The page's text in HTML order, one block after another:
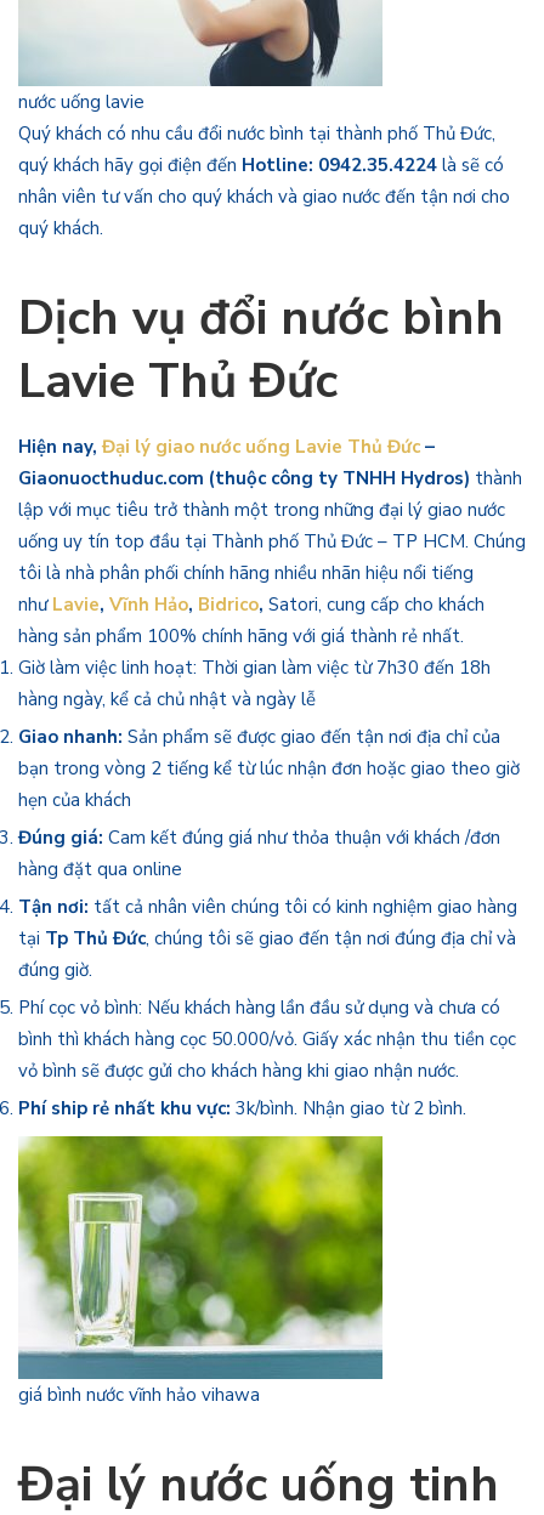
nước uống lavie
Quý khách có nhu cầu đổi nước bình tại thành phố Thủ Đức,
quý khách hãy gọi điện đến Hotline: 0942.35.4224 là sẽ có
nhân viên tư vấn cho quý khách và giao nước đến tận nơi cho
quý khách.
Dịch vụ đổi nước bình
Lavie Thủ Đức
Hiện nay,Đại lý giao nước uống Lavie Thủ Đức –
Giaonuocthuduc.com (thuộc công ty TNHH Hydros) thành
lập với mục tiêu trở thành một trong những đại lý giao nước
uống uy tín top đầu tại Thành phố Thủ Đức – TP HCM. Chúng
tôi là nhà phân phối chính hãng nhiều nhãn hiệu nổi tiếng
như Lavie, Vĩnh Hảo, Bidrico, Satori, cung cấp cho khách
hàng sản phẩm 100% chính hãng với giá thành rẻ nhất.
Giờ làm việc linh hoạt: Thời gian làm việc từ 7h30 đến 18h
hàng ngày, kể cả chủ nhật và ngày lễ
Giao nhanh: Sản phẩm sẽ được giao đến tận nơi địa chỉ của
bạn trong vòng 2 tiếng kể từ lúc nhận đơn hoặc giao theo giờ
hẹn của khách
Đúng giá: Cam kết đúng giá như thỏa thuận với khách /đơn
hàng đặt qua online
Tận nơi: tất cả nhân viên chúng tôi có kinh nghiệm giao hàng
tại Tp Thủ Đức, chúng tôi sẽ giao đến tận nơi đúng địa chỉ và
đúng giờ.
Phí cọc vỏ bình: Nếu khách hàng lần đầu sử dụng và chưa có
bình thì khách hàng cọc 50.000/vỏ. Giấy xác nhận thu tiền cọc
vỏ bình sẽ được gửi cho khách hàng khi giao nhận nước.
Phí ship rẻ nhất khu vực: 3k/bình. Nhận giao từ 2 bình.
giá bình nước vĩnh hảo vihawa
Đại lý nước uống tinh